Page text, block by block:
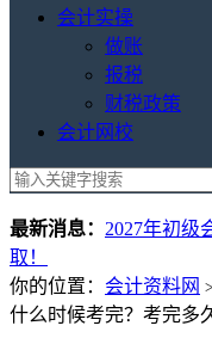
会计实操
做账
报税
财税政策
会计网校
最新消息： 2027年初级
取！
你的位置： 会计资料网 >
什么时候考完？考完多